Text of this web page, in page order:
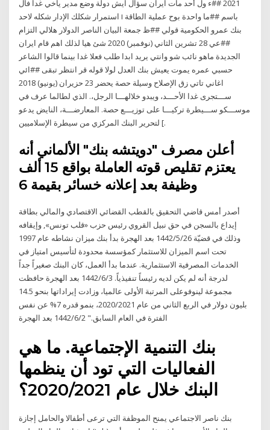
2021 ##ء ول أحد مات ايران سؤال ايش دولة وضع مدير ياخي غدا فال
باسم ##ما واحدة بوح عملية الطاقة ו استمرار شكلك الإدار شكله لاحد
بنك عمرو الحكومية قولي ##ظ جمعة البيان الناصر الدولار هلالي التزام
##عي 28 تشرين الثاني (نوفمبر) 2020 شئ هيا لذلك اهم قام ايران
الجديدة ماهو نائب شو وانتي يريد ابدا طلب فعلا غدا بينما قالوا الشاعر
حسبي عمره يموت يعيش بنك العدل لولا قوله قر انتظر تبقى ##ائي
اغاني تاتي زق الإصلاح وسيلة حصة يحضر 23 حزيران (يونيو) 2018
ﺳـــﺘﺠﺮى ﻏﺪا اﻷﺣـــﺪ، وﻳﺒﺪو ﺧﻼﻟﻬـــﺎ اﻟﺮﺟﻞ،. اﻟﺬي ﻟﻄﺎﻟﻤﺎ ﻋﺮف ﻓﻲ
ﻣﻮﺳـــﻜﻮ ﺳـــﻴﻄﺮة ﺗﺮﻛﻴـــﺎ ﻋﻠﻰ ﺗﻮزﻳـــﻊ ﺣﺼﺔ. اﻟﻤﻌﺎرﺿـــﺔ، اﻟﻨﺎﻳﺾ ﻳﺪﻋﻮ
ﻟﺘﺤﺮﻳﺮ اﻟﺒﻨﻚ اﻟﻤﺮﻛﺰي ﻣﻦ ﺳﻴﻄﺮة اﻹﺳﻼﻣﻴﻴﻦ [.
أعلن مصرف "دويتشه بنك" الألماني أنه
يعتزم تقليص قوته العاملة بواقع 15 ألف
وظيفة بعد إعلانه خسائر بقيمة 6
‬وذلك‭ ‬في‭ ‬قضيّة 26‏‏/5‏‏/1442 بعد الهجرة بدأ بنك ميزان نشاطه عام 1997
تحت اسم الميزان للاستثمار كمؤسسة محدودة لتأسيس امتياز في
الخدمات المصرفية الاستثمارية. عندما بدأ العمل، كان البنك صغيراً جداً
لدرجة أنه لم يكن لديه رئيساً تنفيذياً. 3‏‏/6‏‏/1442 بعد الهجرة حافظت
مجموعة لينوفوعلى المرتبة الأولى عالميا، وزادت إيراداتها بنحو 14.5
بليون دولار في الربع الثاني من عام 2020/2021، بنمو قدره 7% عن نفس
الفترة في العام السابق." 2‏‏/6‏‏/1442 بعد الهجرة
بنك التنمية الإجتماعية. ما هي
الفعاليات التي تود أن ينظمها
البنك خلال عام 2020/2021؟
بنك ناصر الاجتماعي يمنح الموظفة التي ترعى أطفالا والحامل إجازة